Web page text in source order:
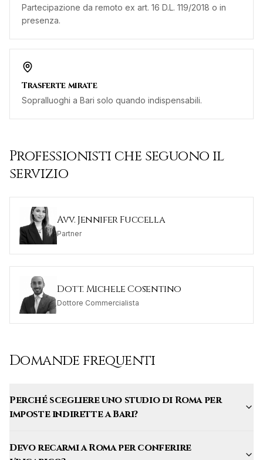
Partecipazione da remoto ex art. 16 D.L. 119/2018 o in
presenza.
Trasferte mirate
Sopralluoghi a Bari solo quando indispensabili.
Professionisti che seguono il
servizio
Avv. Jennifer Fuccella
Partner
Dott. Michele Cosentino
Dottore Commercialista
Domande frequenti
Perché scegliere uno studio di Roma per
imposte indirette a Bari?
Devo recarmi a Roma per conferire